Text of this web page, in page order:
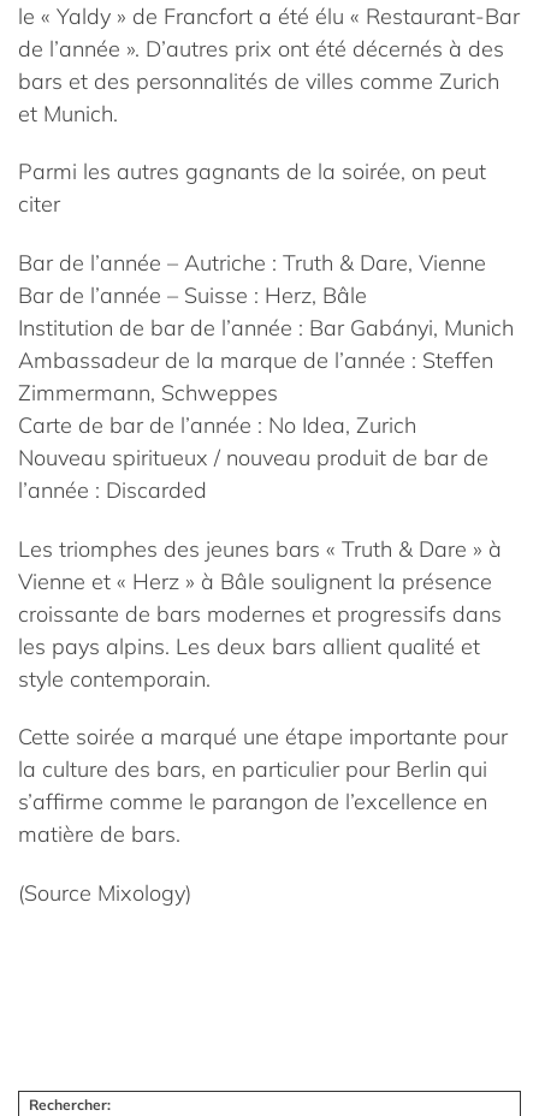
le « Yaldy » de Francfort a été élu « Restaurant-Bar
de l’année ». D’autres prix ont été décernés à des
bars et des personnalités de villes comme Zurich
et Munich.
Parmi les autres gagnants de la soirée, on peut
citer
Bar de l’année – Autriche : Truth & Dare, Vienne
Bar de l’année – Suisse : Herz, Bâle
Institution de bar de l’année : Bar Gabányi, Munich
Ambassadeur de la marque de l’année : Steffen
Zimmermann, Schweppes
Carte de bar de l’année : No Idea, Zurich
Nouveau spiritueux / nouveau produit de bar de
l’année : Discarded
Les triomphes des jeunes bars « Truth & Dare » à
Vienne et « Herz » à Bâle soulignent la présence
croissante de bars modernes et progressifs dans
les pays alpins. Les deux bars allient qualité et
style contemporain.
Cette soirée a marqué une étape importante pour
la culture des bars, en particulier pour Berlin qui
s’affirme comme le parangon de l’excellence en
matière de bars.
(Source Mixology)
Rechercher: